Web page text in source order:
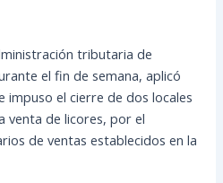
tributaria de
el fin de semana, aplicó
impuso el cierre de dos locales
venta de licores, por el
de ventas establecidos en la